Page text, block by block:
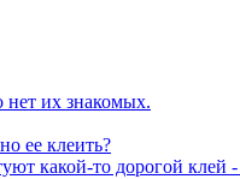
их знакомых.
ее клеить?
какой-то дорогой клей -